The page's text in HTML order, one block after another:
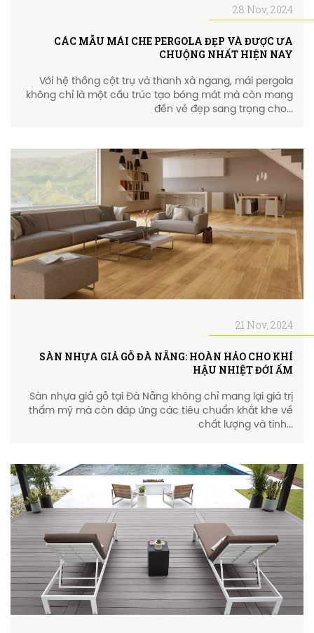
28 Nov, 2024
CÁC MẪU MÁI CHE PERGOLA ĐẸP VÀ ĐƯỢC ƯA
CHUỘNG NHẤT HIỆN NAY
Với hệ thống cột trụ và thanh xà ngang, mái pergola
không chỉ là một cấu trúc tạo bóng mát mà còn mang
đến vẻ đẹp sang trọng cho...
21 Nov, 2024
SÀN NHỰA GIẢ GỖ ĐÀ NẴNG: HOÀN HẢO CHO KHÍ
HẬU NHIỆT ĐỚI ẨM
Sàn nhựa giả gỗ tại Đà Nẵng không chỉ mang lại giá trị
thẩm mỹ mà còn đáp ứng các tiêu chuẩn khắt khe về
chất lượng và tính...